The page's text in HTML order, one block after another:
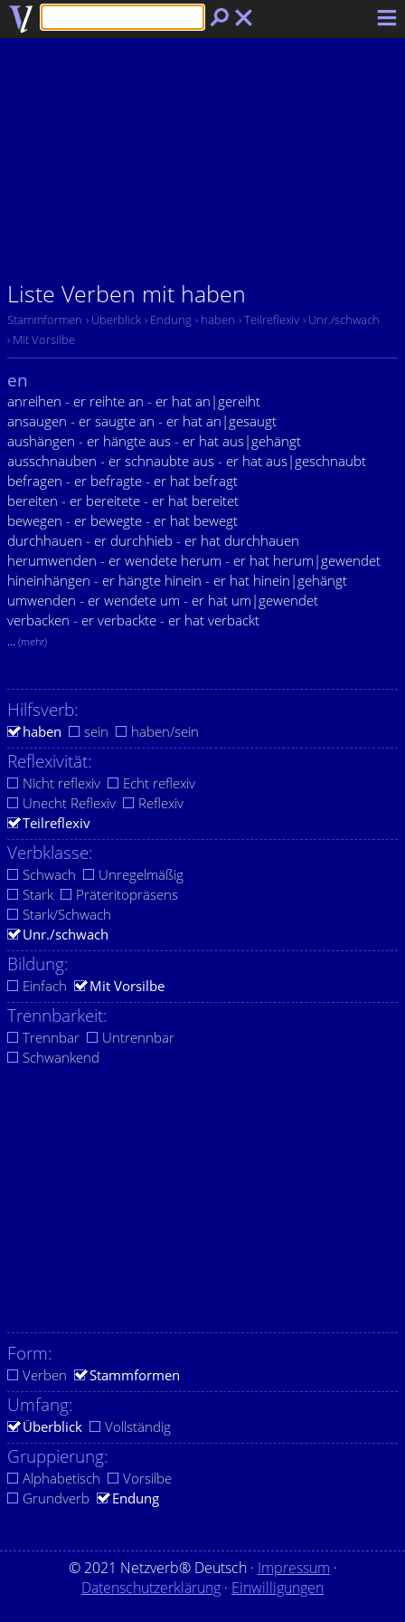
Liste Verben mit haben
Stammformen › Überblick › Endung › haben › Teilreflexiv › Unr./schwach
› Mit Vorsilbe
en
anreihen - er reihte an - er hat an|gereiht
ansaugen - er saugte an - er hat an|gesaugt
aushängen - er hängte aus - er hat aus|gehängt
ausschnauben - er schnaubte aus - er hat aus|geschnaubt
befragen - er befragte - er hat befragt
bereiten - er bereitete - er hat bereitet
bewegen - er bewegte - er hat bewegt
durchhauen - er durchhieb - er hat durchhauen
herumwenden - er wendete herum - er hat herum|gewendet
hineinhängen - er hängte hinein - er hat hinein|gehängt
umwenden - er wendete um - er hat um|gewendet
verbacken - er verbackte - er hat verbackt
... (mehr)
Hilfsverb:
haben sein haben/sein
Reflexivität:
Nicht reflexiv
Echt reflexiv
Unecht Reflexiv
Reflexiv
Teilreflexiv
Verbklasse:
Schwach
Unregelmäßig
Stark
Präteritopräsens
Stark/Schwach
Unr./schwach
Bildung:
Einfach Mit Vorsilbe
Trennbarkeit:
Trennbar
Untrennbar
Schwankend
Form:
Verben Stammformen
Umfang:
Überblick Vollständig
Gruppierung:
Alphabetisch
Vorsilbe
Grundverb
Endung
© 2021 Netzverb® Deutsch · Impressum ·
Datenschutzerklärung · Einwilligungen